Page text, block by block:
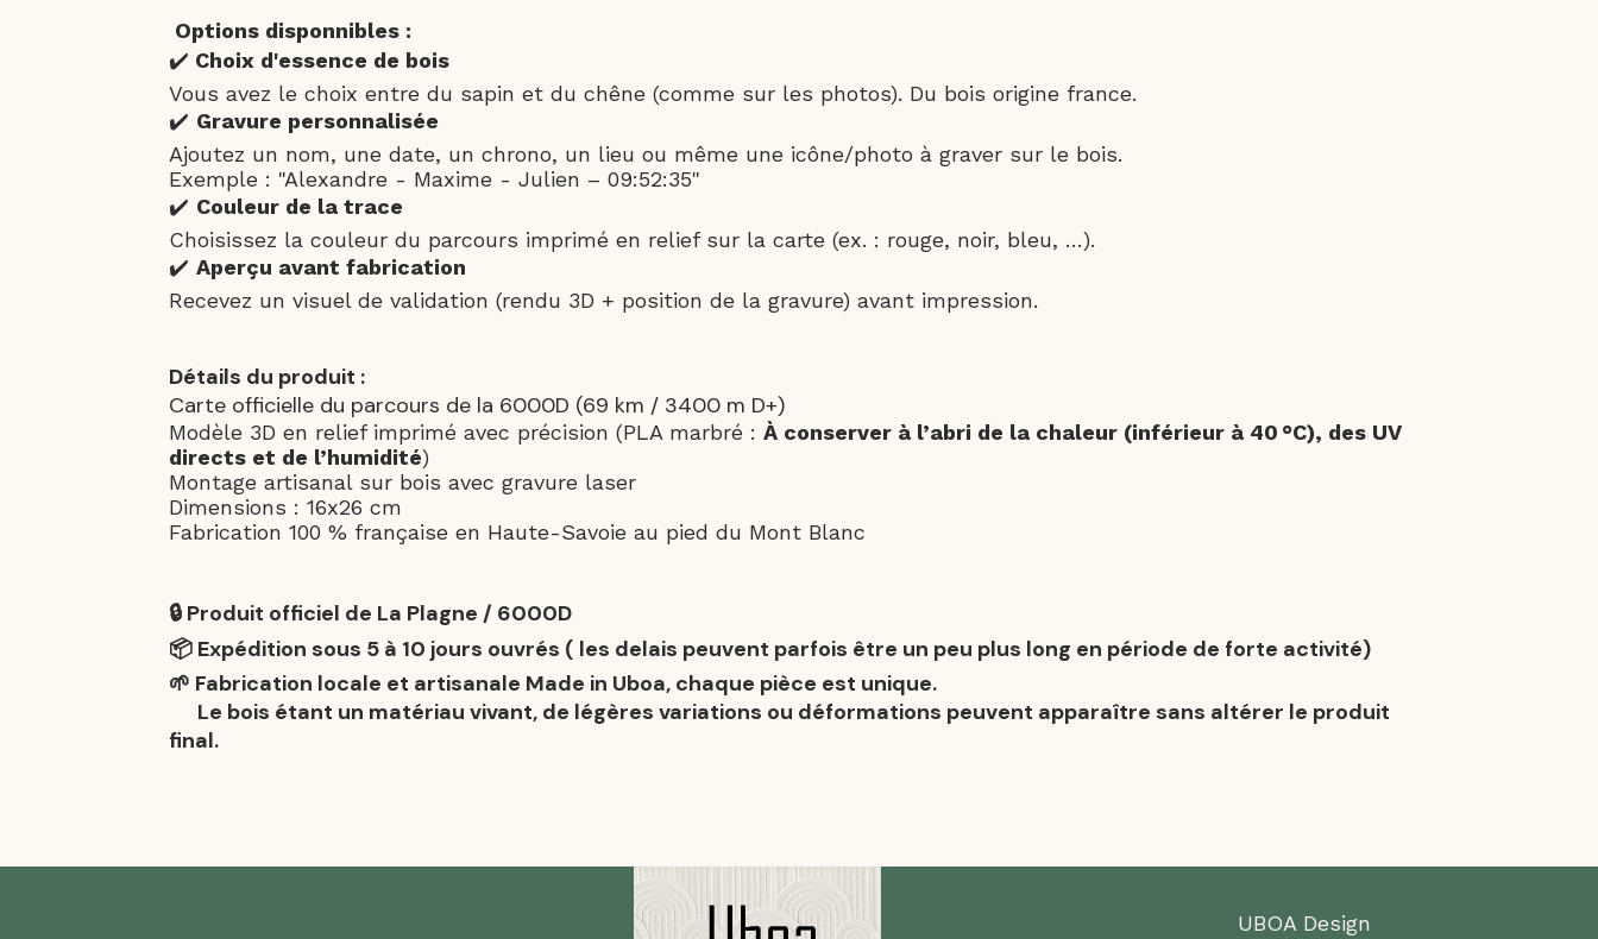
Options disponnibles :
✔️ Choix d'essence de bois
Vous avez le choix entre du sapin et du chêne (comme sur les photos). Du bois origine france.
✔️ Gravure personnalisée
Ajoutez un nom, une date, un chrono, un lieu ou même une icône/photo à graver sur le bois.
Exemple : "Alexandre - Maxime - Julien – 09:52:35"
✔️ Couleur de la trace
Choisissez la couleur du parcours imprimé en relief sur la carte (ex. : rouge, noir, bleu, …).
✔️ Aperçu avant fabrication
Recevez un visuel de validation (rendu 3D + position de la gravure) avant impression.
Détails du produit :
Carte officielle du parcours de la 6000D (69 km / 3400 m D+)
Modèle 3D en relief imprimé avec précision (PLA marbré : À conserver à l’abri de la chaleur (inférieur à 40 °C), des UV
directs et de l’humidité)
Montage artisanal sur bois avec gravure laser
Dimensions : 16x26 cm
Fabrication 100 % française en Haute-Savoie au pied du Mont Blanc
🔒 Produit officiel de La Plagne / 6000D
📦 Expédition sous 5 à 10 jours ouvrés ( les delais peuvent parfois être un peu plus long en période de forte activité)
🌱 Fabrication locale et artisanale Made in Uboa, chaque pièce est unique.
Le bois étant un matériau vivant, de légères variations ou déformations peuvent apparaître sans altérer le produit
final.
UBOA Design